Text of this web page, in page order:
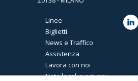
Linee
Biglietti
News e Traffico
Assistenza
Lavora con noi
Note legali e privacy